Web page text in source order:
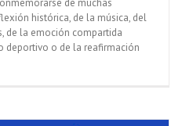
histórica, de la música, del
de la emoción compartida
deportivo o de la reafirmación